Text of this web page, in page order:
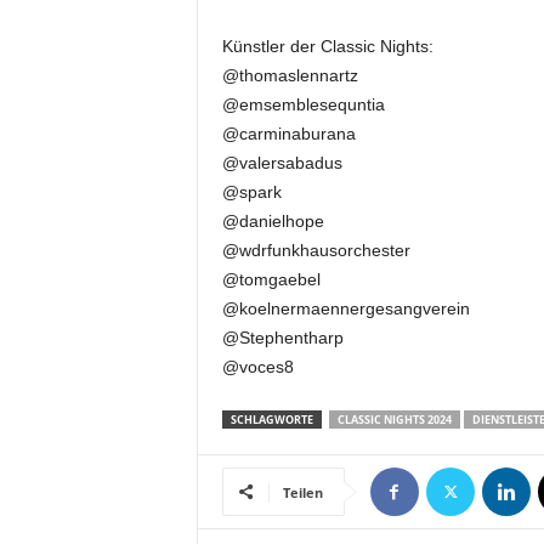
Künstler der Classic Nights:
@thomaslennartz
@emsemblesequntia
@carminaburana
@valersabadus
@spark
@danielhope
@wdrfunkhausorchester
@tomgaebel
@koelnermaennergesangverein
@Stephentharp
@voces8
SCHLAGWORTE CLASSIC NIGHTS 2024
Teilen